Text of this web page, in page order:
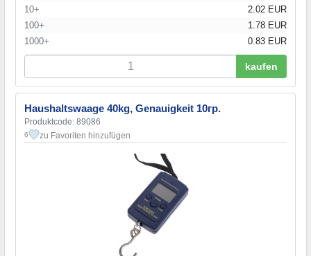
10+
2.02 EUR
100+
1.78 EUR
1000+
0.83 EUR
kaufen
Haushaltswaage 40kg, Genauigkeit 10гр.
Produktcode: 89086
6 zu Favoriten hinzufügen